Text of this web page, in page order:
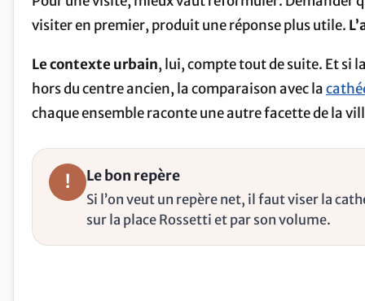
visiter en premier, produit une réponse plus utile.
Le contexte urbain, lui, compte tout de suite. Et si
hors du centre ancien, la comparaison avec la
chaque ensemble raconte une autre facette de la
! Le bon repère
Si l’on veut un repère net, il faut viser la
sur la place Rossetti et par son volume.